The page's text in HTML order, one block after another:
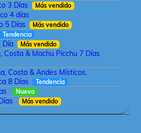
3 Días Más vendido
4 días
5 Días
Más vendido
Tendencia
Día Más vendido
Costa & Machu Picchu 7 Días
Costa & Andes Místicos,
8 Días
Tendencia
Nuevo
Más vendido